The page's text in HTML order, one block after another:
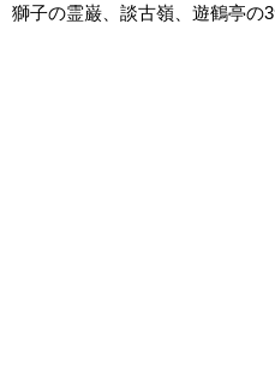
獅子の霊巌、談古嶺、遊鶴亭の3